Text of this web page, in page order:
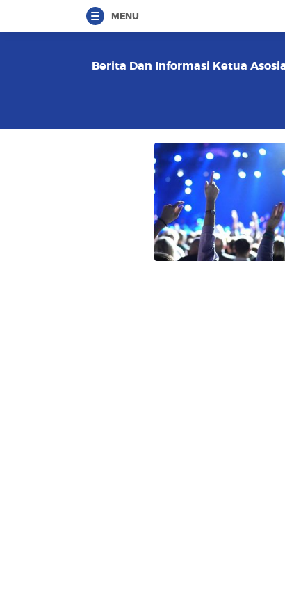
MENU
Berita Dan Informasi Ketua